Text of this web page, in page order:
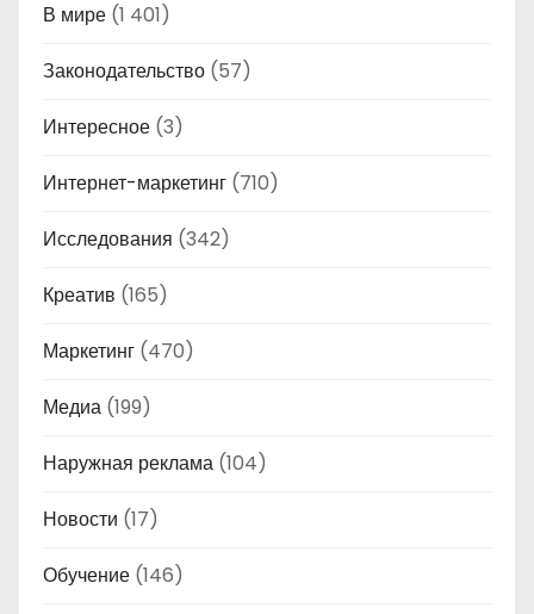
В мире (1 401)
Законодательство (57)
Интересное (3)
Интернет-маркетинг (710)
Исследования (342)
Креатив (165)
Маркетинг (470)
Медиа (199)
Наружная реклама (104)
Новости (17)
Обучение (146)